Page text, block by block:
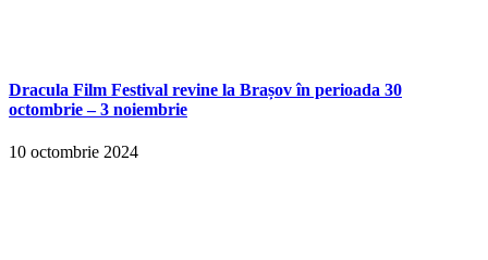
Dracula Film Festival revine la Brașov în perioada 30
octombrie – 3 noiembrie
10 octombrie 2024